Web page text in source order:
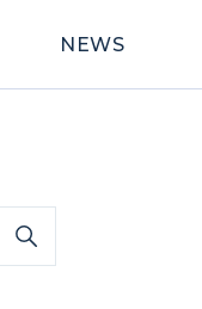
NEWS